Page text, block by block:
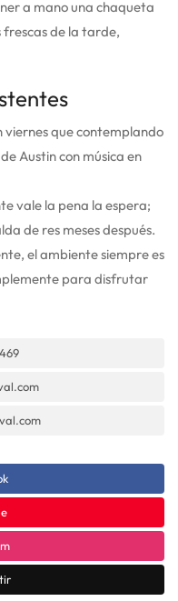
a mano una chaqueta
de la tarde,
que contemplando
Austin con música en
vale la pena la espera;
de res meses después.
el ambiente siempre es
para disfrutar